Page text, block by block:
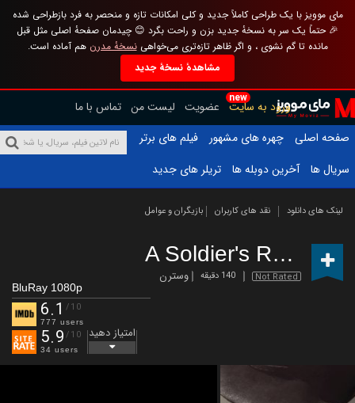
مای موویز با یک طراحی کاملاً جدید و کلی امکانات تازه و منحصر به فرد بازطراحی شده
🎉 حتماً یک سر به نسخهٔ جدید بزن و راحت بگرد 😊 چیدمان صفحهٔ اصلی مثل قبل
مانده تا گم نشوی ، و اگر ظاهر تازه‌تری می‌خواهینسخهٔ مدرن هم آماده است.
مشاهدهٔ نسخهٔ جدید
new
ورود به سایت عضویت لیست من تماس با ما
صفحه اصلی
چهره های مشهور
فیلم های برتر
سریال ها
آخرین دوبله ها تریلر های جدید
لینک های دانلود نقد های کاربران بازیگران و عوامل
A Soldier's Revenge
Not Rated 140 دقیقه وسترن
BluRay 1080p
6.1 /10
777 users
5.9 /10
34 users
امتیاز دهید